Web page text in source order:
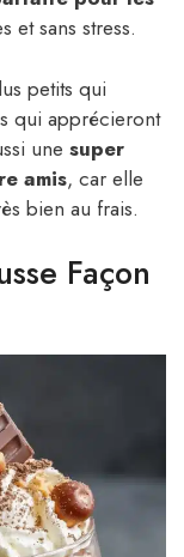
et sans stress.
petits qui
qui apprécieront
une super
amis, car elle
bien au frais.
Façon